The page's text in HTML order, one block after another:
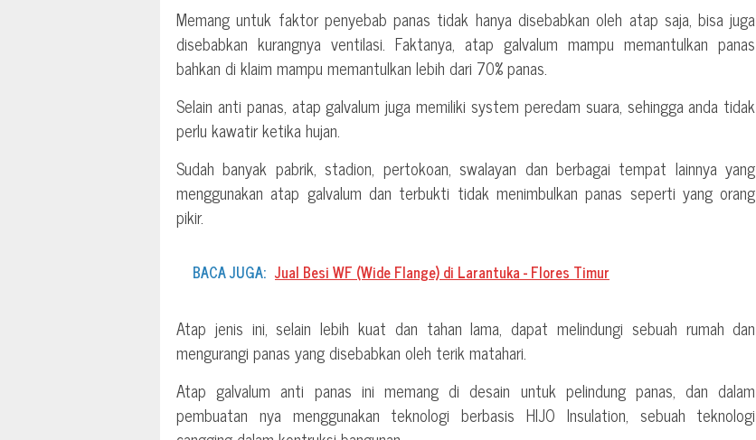
Memang untuk faktor penyebab panas tidak hanya disebabkan oleh atap saja, bisa juga
disebabkan kurangnya ventilasi. Faktanya, atap galvalum mampu memantulkan panas
bahkan di klaim mampu memantulkan lebih dari 70% panas.
Selain anti panas, atap galvalum juga memiliki system peredam suara, sehingga anda tidak
perlu kawatir ketika hujan.
Sudah banyak pabrik, stadion, pertokoan, swalayan dan berbagai tempat lainnya yang
menggunakan atap galvalum dan terbukti tidak menimbulkan panas seperti yang orang
pikir.
BACA JUGA: Jual Besi WF (Wide Flange) di Larantuka - Flores Timur
Atap jenis ini, selain lebih kuat dan tahan lama, dapat melindungi sebuah rumah dan
mengurangi panas yang disebabkan oleh terik matahari.
Atap galvalum anti panas ini memang di desain untuk pelindung panas, dan dalam
pembuatan nya menggunakan teknologi berbasis HIJO Insulation, sebuah teknologi